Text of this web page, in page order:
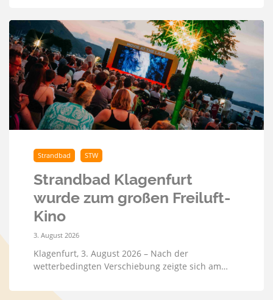
Strandbad STW
Strandbad Klagenfurt
wurde zum großen Freiluft-
Kino
3. August 2026
Klagenfurt, 3. August 2026 – Nach der
wetterbedingten Verschiebung zeigte sich am…